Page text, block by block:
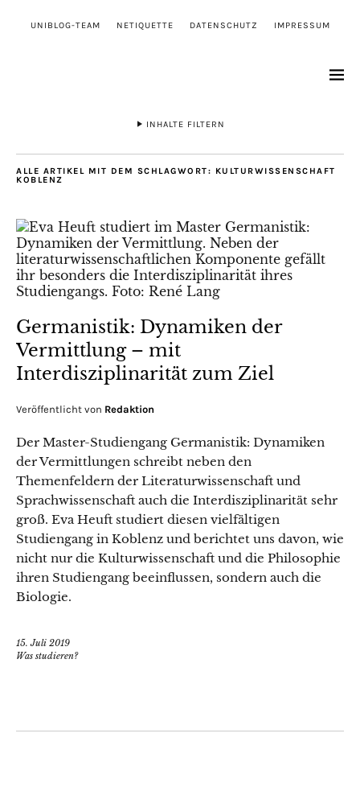
UNIBLOG-TEAM NETIQUETTE DATENSCHUTZ IMPRESSUM
INHALTE FILTERN
ALLE ARTIKEL MIT DEM SCHLAGWORT: KULTURWISSENSCHAFT
KOBLENZ
Germanistik: Dynamiken der
Vermittlung – mit
Interdisziplinarität zum Ziel
Veröffentlicht von Redaktion
Der Master-Studiengang Germanistik: Dynamiken
der Vermittlungen schreibt neben den
Themenfeldern der Literaturwissenschaft und
Sprachwissenschaft auch die Interdisziplinarität sehr
groß. Eva Heuft studiert diesen vielfältigen
Studiengang in Koblenz und berichtet uns davon, wie
nicht nur die Kulturwissenschaft und die Philosophie
ihren Studiengang beeinflussen, sondern auch die
Biologie.
15. Juli 2019
Was studieren?